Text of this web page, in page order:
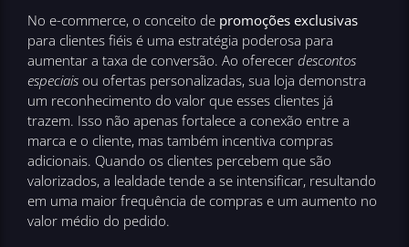
No e-commerce, o conceito de promoções exclusivas
para clientes fiéis é uma estratégia poderosa para
aumentar a taxa de conversão. Ao oferecer descontos
especiais ou ofertas personalizadas, sua loja demonstra
um reconhecimento do valor que esses clientes já
trazem. Isso não apenas fortalece a conexão entre a
marca e o cliente, mas também incentiva compras
adicionais. Quando os clientes percebem que são
valorizados, a lealdade tende a se intensificar, resultando
em uma maior frequência de compras e um aumento no
valor médio do pedido.